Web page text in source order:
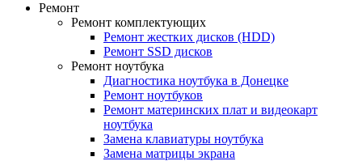
Ремонт
Ремонт комплектующих
Ремонт жестких дисков (HDD)
Ремонт SSD дисков
Ремонт ноутбука
Диагностика ноутбука в Донецке
Ремонт ноутбуков
Ремонт материнских плат и видеокарт
ноутбука
Замена клавиатуры ноутбука
Замена матрицы экрана